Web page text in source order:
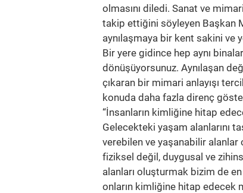
olmasını diledi. Sanat ve
takip ettiğini söyleyen Başkan
aynılaşmaya bir kent sakini ve
Bir yere gidince hep aynı
dönüşüyorsunuz. Aynılaşan
çıkaran bir mimari anlayışı
konuda daha fazla direnç
“İnsanların kimliğine hitap
Gelecekteki yaşam alanlarını
verebilen ve yaşanabilir alanlar
fiziksel değil, duygusal ve
alanları oluşturmak bizim de
onların kimliğine hitap edecek